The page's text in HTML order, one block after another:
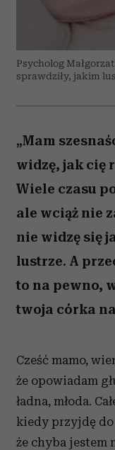
Psycholog
sprawdziły, jakim
„Mam
widzę, jak cię
Wiele czasu
ale wciąż nie
nie widzę się
lustrze. A
to na pewno,
twoja córka
Cześć mamo,
że opowiadam
ładna, młoda.
kiedy przyjdę do
że chyba jestem